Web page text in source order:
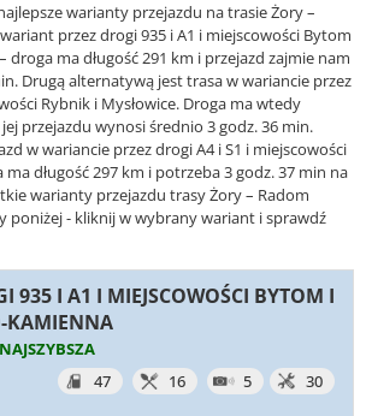
warianty przejazdu na trasie Żory –
przez drogi 935 i A1 i miejscowości Bytom
droga ma długość 291 km i przejazd zajmie nam
Drugą alternatywą jest trasa w wariancie przez
Rybnik i Mysłowice. Droga ma wtedy
jej przejazdu wynosi średnio 3 godz. 36 min.
w wariancie przez drogi A4 i S1 i miejscowości
ma długość 297 km i potrzeba 3 godz. 37 min na
warianty przejazdu trasy Żory – Radom
poniżej - kliknij w wybrany wariant i sprawdź
935 I A1 I MIEJSCOWOŚCI BYTOM I
KAMIENNA
NAJSZYBSZA
47
16 5 30